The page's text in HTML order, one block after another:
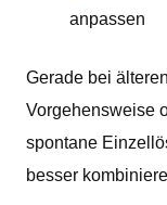
anpassen
Gerade bei
Vorgehensweise
spontane
besser